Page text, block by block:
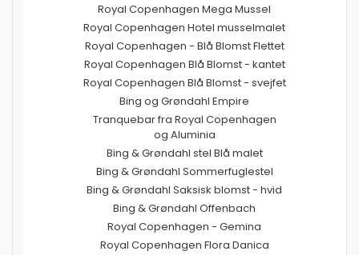
Royal Copenhagen Mega Mussel
Royal Copenhagen Hotel musselmalet
Royal Copenhagen - Blå Blomst Flettet
Royal Copenhagen Blå Blomst - kantet
Royal Copenhagen Blå Blomst - svejfet
Bing og Grøndahl Empire
Tranquebar fra Royal Copenhagen
og Aluminia
Bing & Grøndahl stel Blå malet
Bing & Grøndahl Sommerfuglestel
Bing & Grøndahl Saksisk blomst - hvid
Bing & Grøndahl Offenbach
Royal Copenhagen - Gemina
Royal Copenhagen Flora Danica